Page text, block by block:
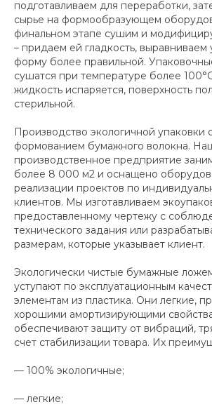
подготавливаем для переработки,
сырье на формообразующем
финальном этапе сушим и
– придаем ей гладкость, выравниваем
форму более правильной.
сушатся при температуре более
жидкость испаряется, поверхность
стерильной.
Производство экологичной упаковки
формованием бумажного волокна.
производственное предприятие
более 8 000 м2 и оснащено
реализации проектов по
клиентов. Мы изготавливаем
предоставленному чертежу с
технического задания или
размерам, которые указывает клиент.
Экологически чистые бумажные
уступают по эксплуатационным
элементам из пластика. Они легкие,
хорошими амортизирующими
обеспечивают защиту от вибраций,
счет стабилизации товара. Их
— 100% экологичные;
— легкие;